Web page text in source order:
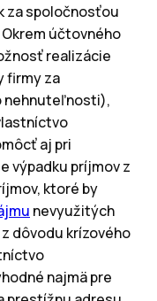
za spoločnosťou
účtovného
realizácie
firmy za
nehnuteľnosti),
aj pri
výpadku príjmov z
ktoré by
nevyužitých
dôvodu krízového
najmä pre